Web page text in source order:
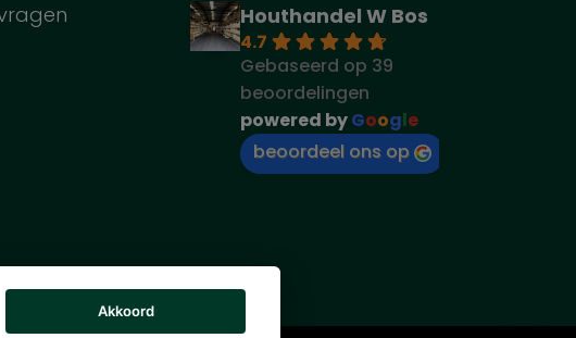
Houthandel W Bos
4.7
Gebaseerd op 39
beoordelingen
powered byGoogle
beoordeel ons op
Akkoord